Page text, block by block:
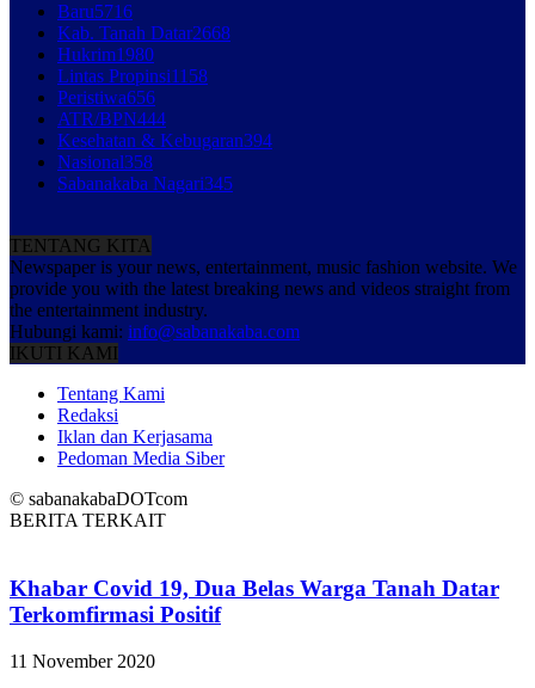
Baru5716
Kab. Tanah Datar2668
Hukrim1980
Lintas Propinsi1158
Peristiwa656
ATR/BPN444
Kesehatan & Kebugaran394
Nasional358
Sabanakaba Nagari345
TENTANG KITA
Newspaper is your news, entertainment, music fashion website. We
provide you with the latest breaking news and videos straight from
the entertainment industry.
Hubungi kami: info@sabanakaba.com
IKUTI KAMI
Tentang Kami
Redaksi
Iklan dan Kerjasama
Pedoman Media Siber
© sabanakabaDOTcom
BERITA TERKAIT
Khabar Covid 19, Dua Belas Warga Tanah Datar
Terkomfirmasi Positif
11 November 2020